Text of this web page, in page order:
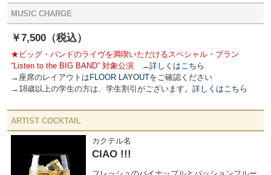
MUSIC CHARGE
￥7,500（税込）
★ビッグ・バンドのライヴを満喫いただけるスペシャル・プラン
“Listen to the BIG BAND” 対象公演 →詳しくはこちら
→座席のレイアウトは FLOOR LAYOUTをご確認ください
→18歳以上の学生の方は、学生割引がございます。 詳しくはこちら
ARTIST COCKTAIL
カクテル名
CIAO !!!